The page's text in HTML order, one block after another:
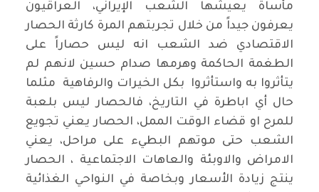
مأساة يعيشها الشعب الإيراني، العراقيون
يعرفون جيداً من خلال تجربتهم المرة كارثة الحصار
الاقتصادي ضد الشعب انه ليس حصاراً على
الطغمة الحاكمة وهرمها صدام حسين لانهم لم
يتأثروا به واستأثروا بكل الخيرات والرفاهية مثلما
حال أي اباطرة في التاريخ، فالحصار ليس بلعبة
للمرح او قضاء الوقت الممل، الحصار يعني تجويع
الشعب حتى موتهم البطيء على مراحل، يعني
الامراض والاوبئة والعاهات الاجتماعية ، الحصار
ينتج زيادة الأسعار وبخاصة في النواحي الغذائية